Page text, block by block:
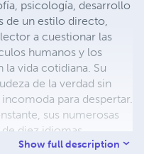
psicología, desarrollo
de un estilo directo,
a cuestionar las
humanos y los
vida cotidiana. Su
de la verdad sin
para despertar.
sus numerosas
diez idiomas,
Italiano, Ruso,
Show full description